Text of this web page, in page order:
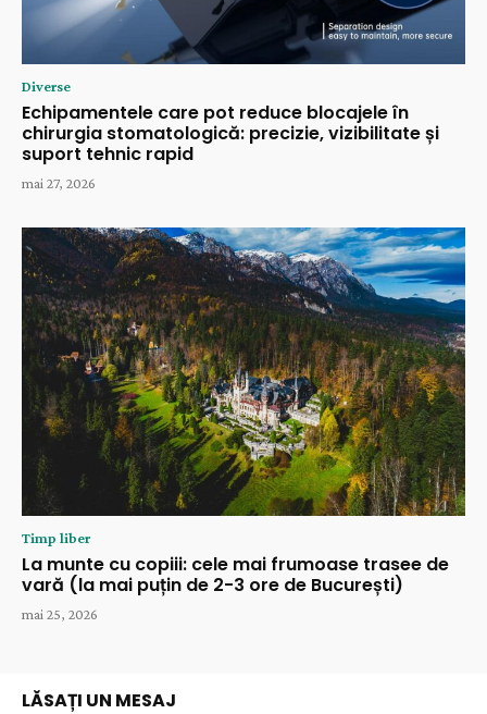
Diverse
Echipamentele care pot reduce blocajele în
chirurgia stomatologică: precizie, vizibilitate și
suport tehnic rapid
mai 27, 2026
Timp liber
La munte cu copiii: cele mai frumoase trasee de
vară (la mai puțin de 2-3 ore de București)
mai 25, 2026
LĂSAȚI UN MESAJ